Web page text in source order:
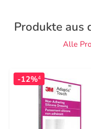
Produkte aus
Alle
-12%4